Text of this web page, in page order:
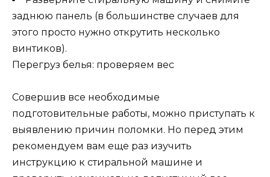
заднюю панель (в большинстве случаев для
этого просто нужно открутить несколько
винтиков).
Перегруз белья: проверяем вес
Совершив все необходимые
подготовительные работы, можно приступать к
выявлению причин поломки. Но перед этим
рекомендуем вам еще раз изучить
инструкцию к стиральной машине и